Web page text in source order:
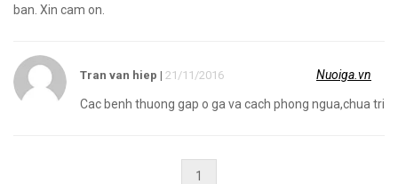
ban. Xin cam on.
Tran van hiep | 21/11/2016 Nuoiga.vn
Cac benh thuong gap o ga va cach phong ngua,chua tri
1